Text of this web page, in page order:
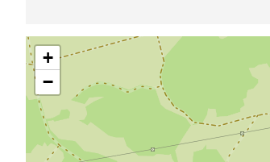
跳
过
地
图
+
−